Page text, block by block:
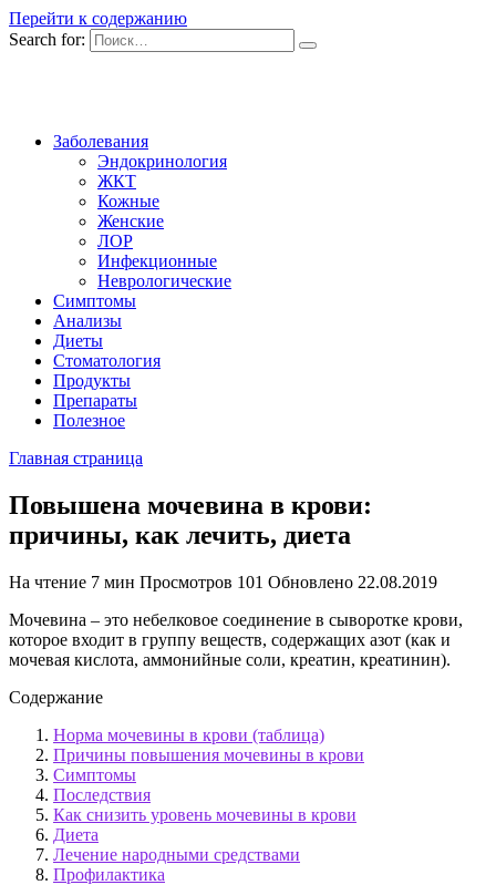
Перейти к содержанию
Search for:
Заболевания
Эндокринология
ЖКТ
Кожные
Женские
ЛОР
Инфекционные
Неврологические
Симптомы
Анализы
Диеты
Стоматология
Продукты
Препараты
Полезное
Главная страница
Повышена мочевина в крови:
причины, как лечить, диета
На чтение 7 мин Просмотров 101 Обновлено 22.08.2019
Мочевина – это небелковое соединение в сыворотке крови,
которое входит в группу веществ, содержащих азот (как и
мочевая кислота, аммонийные соли, креатин, креатинин).
Содержание
Норма мочевины в крови (таблица)
Причины повышения мочевины в крови
Симптомы
Последствия
Как снизить уровень мочевины в крови
Диета
Лечение народными средствами
Профилактика